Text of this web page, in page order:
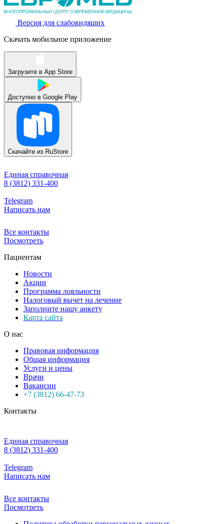
Версия для слабовидящих
Скачать мобильное приложение
Загрузите в App Store
Доступно в Google Play
Скачайте из RuStore
Единая справочная
8 (3812) 331-400
Telegram
Написать нам
Все контакты
Посмотреть
Пациентам
Новости
Акции
Программа лояльности
Налоговый вычет на лечение
Заполните нашу анкету
Карта сайта
О нас
Правовая информация
Общая информация
Услуги и цены
Врачи
Вакансии
+7 (3812) 66-47-73
Контакты
Единая справочная
8 (3812) 331-400
Telegram
Написать нам
Все контакты
Посмотреть